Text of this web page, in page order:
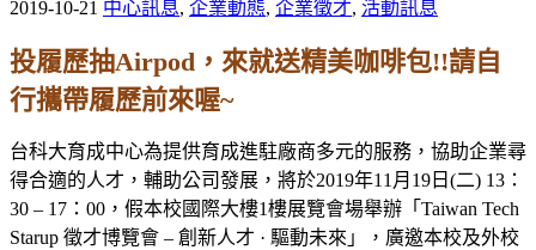
2019-10-21 中心訊息, 企業動態, 企業徵才, 活動訊息
投履歷抽Airpod，來就送精美咖啡包!!請自
行攜帶履歷前來喔~
台科大育成中心為提供育成進駐廠商多元的服務，協助企業尋
得合適的人才，輔助公司發展，將於2019年11月19日(二) 13：
30 – 17：00，假本校國際大樓1樓展覽會場舉辦「Taiwan Tech
Starup 徵才博覽會 – 創新人才 · 驅動未來」，廣邀本校及外校